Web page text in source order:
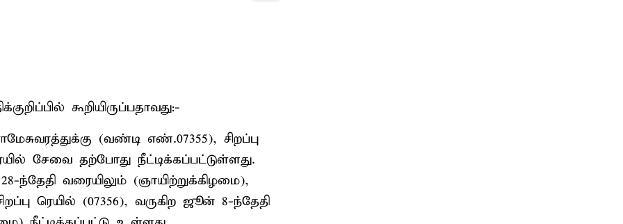
கூறியிருப்பதாவது:-
(வண்டி எண்.07355), சிறப்பு
சேவை தற்போது நீட்டிக்கப்பட்டுள்ளது.
ந்தேதி வரையிலும் (ஞாயிற்றுக்கிழமை),
ரெயில் (07356), வருகிற ஜூன் 8-ந்தேதி